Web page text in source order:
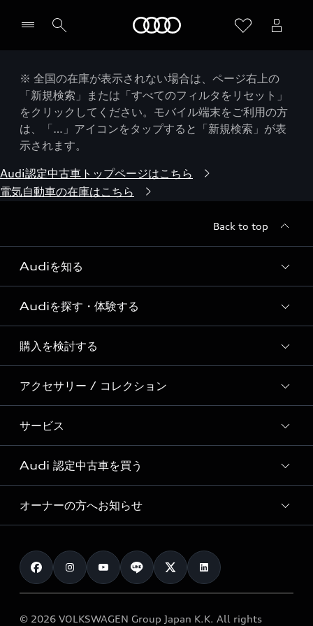
※ 全国の在庫が表示されない場合は、ページ右上の
「新規検索」または「すべてのフィルタをリセット」
をクリックしてください。モバイル端末をご利用の方
は、「…」アイコンをタップすると「新規検索」が表
示されます。
Audi認定中古車トップページはこちら
電気自動車の在庫はこちら
Back to top
Audiを知る
Audi ブランド
Story of Progress
Audi Sport
Formula 1®
デジタルサービス
Audiを探す・体験する
ディーラー検索
新車在庫検索
試乗車・展示車検索
見積り依頼
試乗予約
購入を検討する
モデル一覧
特別仕様モデル / 限定モデル
e-tronラインアップ
価格シミュレーション
車両比較
カタログ一覧
アクセサリー / コレクション
純正アクセサリー
オンラインショップ
Audi collection
アウディナビアプリ
サービス
サービス入庫予約
サービスプログラム
メンテナンス
車検 / 定期点検
e-tronアフターサポート
Audi 認定中古車を買う
Audi認定中古車
クオリティ
保証
メンテナンス
オーナーの方へお知らせ
お知らせ
オーナー様向けキャンペーン
© 2026 VOLKSWAGEN Group Japan K.K. All rights